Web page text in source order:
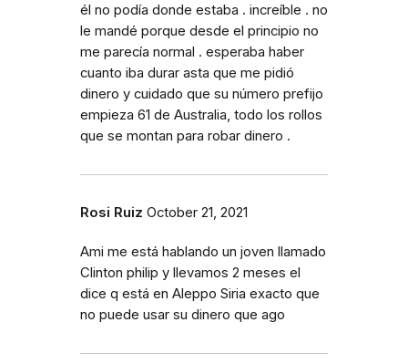
él no podía donde estaba . increíble . no
le mandé porque desde el principio no
me parecía normal . esperaba haber
cuanto iba durar asta que me pidió
dinero y cuidado que su número prefijo
empieza 61 de Australia, todo los rollos
que se montan para robar dinero .
Rosi Ruiz October 21, 2021
Ami me está hablando un joven llamado
Clinton philip y llevamos 2 meses el
dice q está en Aleppo Siria exacto que
no puede usar su dinero que ago